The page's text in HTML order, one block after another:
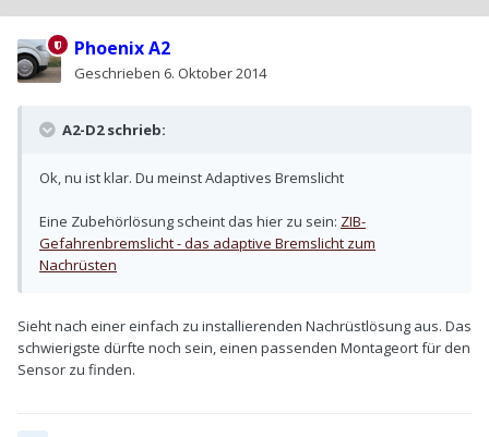
Phoenix A2
Geschrieben 6. Oktober 2014
A2-D2 schrieb:
Ok, nu ist klar. Du meinst Adaptives Bremslicht
Eine Zubehörlösung scheint das hier zu sein: ZIB-
Gefahrenbremslicht - das adaptive Bremslicht zum
Nachrüsten
Sieht nach einer einfach zu installierenden Nachrüstlösung aus. Das
schwierigste dürfte noch sein, einen passenden Montageort für den
Sensor zu finden.